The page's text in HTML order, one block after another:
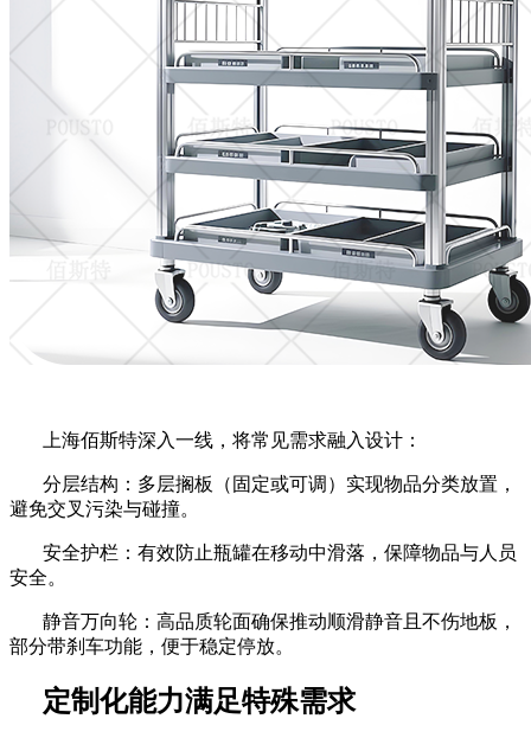
上海佰斯特深入一线，将常见需求融入设计：
分层结构：多层搁板（固定或可调）实现物品分类放置，
避免交叉污染与碰撞。
安全护栏：有效防止瓶罐在移动中滑落，保障物品与人员
安全。
静音万向轮：高品质轮面确保推动顺滑静音且不伤地板，
部分带刹车功能，便于稳定停放。
定制化能力满足特殊需求